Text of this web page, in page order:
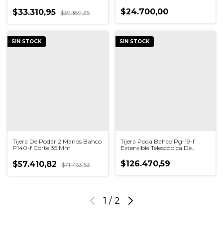
$33.310,95 $39.189,35 $24.700,00
SIN STOCK
Tijera De Podar 2 Manos Bahco
P140-f Corte 35 Mm
$57.410,82 $71.763,53
SIN STOCK
Tijera Poda Bahco Pg-19-f
Extensible Telescópica De
$126.470,59
1 / 2